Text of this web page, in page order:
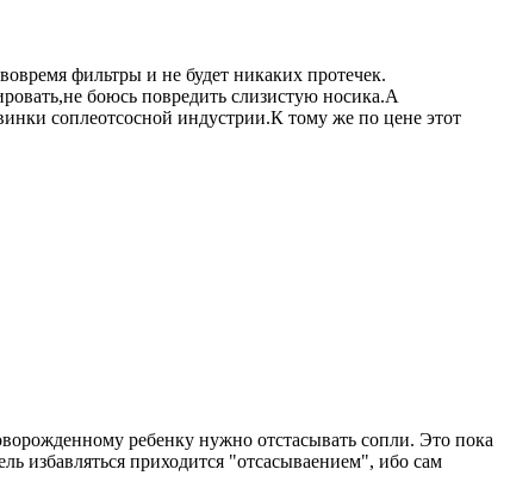
фильтры и не будет никаких протечек.
боюсь повредить слизистую носика.А
соплеотсосной индустрии.К тому же по цене этот
ребенку нужно отстасывать сопли. Это пока
избавляться приходится "отсасываением", ибо сам